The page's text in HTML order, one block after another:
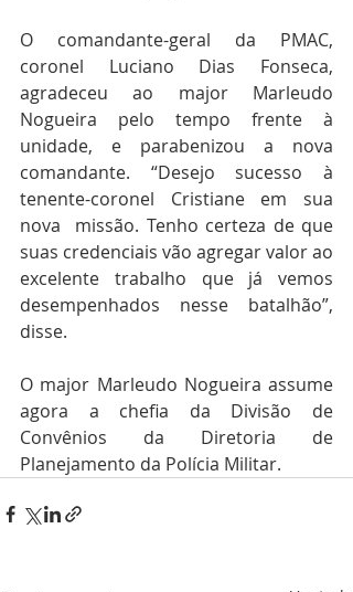
O comandante-geral da PMAC,
coronel Luciano Dias Fonseca,
agradeceu ao major Marleudo
Nogueira pelo tempo frente à
unidade, e parabenizou a nova
comandante. “Desejo sucesso à
tenente-coronel Cristiane em sua
nova  missão. Tenho certeza de que
suas credenciais vão agregar valor ao
excelente trabalho que já vemos
desempenhados nesse batalhão”,
disse.
O major Marleudo Nogueira assume
agora a chefia da Divisão de
Convênios da Diretoria de
Planejamento da Polícia Militar.